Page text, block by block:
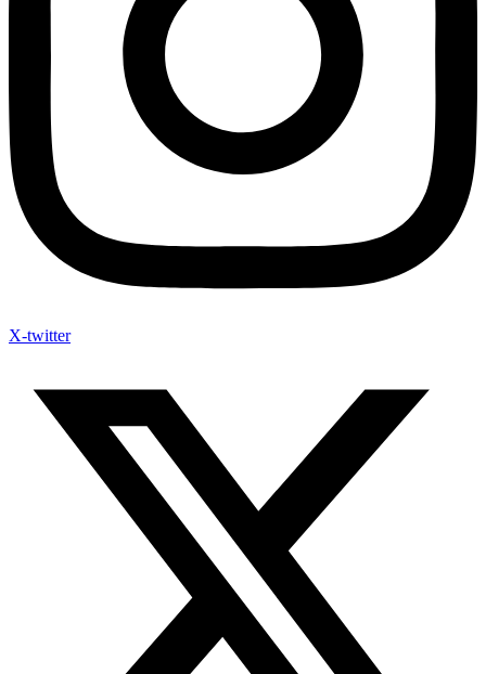
X-twitter